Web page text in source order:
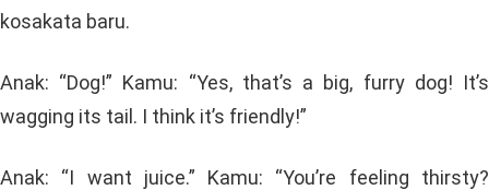
kosakata baru.
Anak: “Dog!” Kamu: “Yes, that’s a big, furry dog! It’s
wagging its tail. I think it’s friendly!”
Anak: “I want juice.” Kamu: “You’re feeling thirsty?